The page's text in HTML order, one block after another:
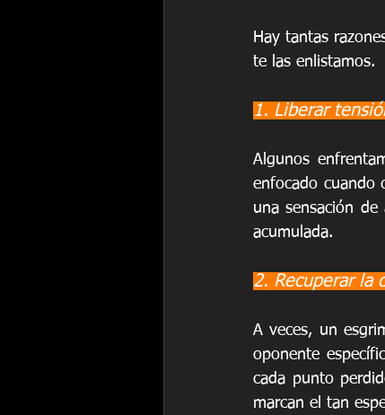
Hay tantas
te las enlistamos.
1. Liberar
Algunos
enfocado cuando
una sensación
acumulada.
2. Recuperar la
A veces, un
oponente
cada punto
marcan el tan